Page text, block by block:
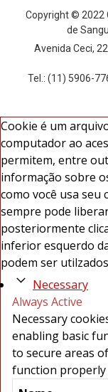
Copyright © 2022
de
Avenida Ceci,
Tel.: (11) 5906-
Cookie é um
computador ao
permitem, entre
informação sobre
como você usa seu
sempre pode
posteriormente
inferior esquerdo
podem ser
Necessary
Always Active
Necessary
enabling basic
to secure areas
function properly